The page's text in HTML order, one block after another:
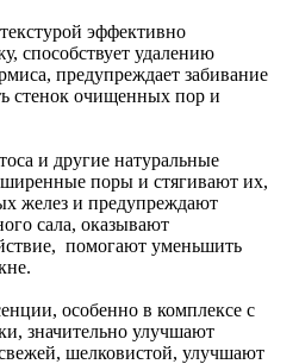
эффективно
способствует удалению
предупреждает забивание
стенок очищенных пор и
и другие натуральные
поры и стягивают их,
желез и предупреждают
сала, оказывают
помогают уменьшить
особенно в комплексе с
значительно улучшают
шелковистой, улучшают